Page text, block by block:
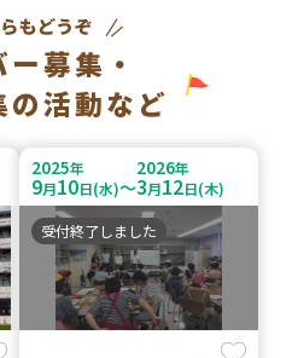
募集・
の活動など
2025年
9月10日(水)～
2026年
3月12日(木)
受付終了しました